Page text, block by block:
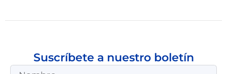
Suscríbete a nuestro boletín